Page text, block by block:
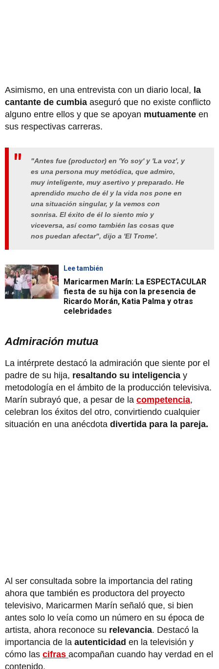
Asimismo, en una entrevista con un diario local, la
cantante de cumbia aseguró que no existe conflicto
alguno entre ellos y que se apoyan mutuamente en
sus respectivas carreras.
"Antes fue (productor) en 'Yo soy' y 'La voz', y
es una persona muy metódica, que admiro,
muy inteligente, muy asertivo y preparado. He
aprendido mucho de él y la vida nos pone en
una situación singular, y la vemos con
sonrisa. El éxito de él lo siento mío y
viceversa, así como también las cosas que
nos puedan afectar", dijo a 'El Trome'.
Lee también
Maricarmen Marín: La ESPECTACULAR
fiesta de su hija con la presencia de
Ricardo Morán, Katia Palma y otras
celebridades
Admiración mutua
La intérprete destacó la admiración que siente por el
padre de su hija, resaltando su inteligencia y
metodología en el ámbito de la producción televisiva.
Marín subrayó que, a pesar de la competencia,
celebran los éxitos del otro, convirtiendo cualquier
situación en una anécdota divertida para la pareja.
Al ser consultada sobre la importancia del rating
ahora que también es productora del proyecto
televisivo, Maricarmen Marín señaló que, si bien
antes solo lo veía como un número en su época de
artista, ahora reconoce su relevancia. Destacó la
importancia de la autenticidad en la televisión y
cómo las cifras acompañan cuando hay verdad en el
contenido.